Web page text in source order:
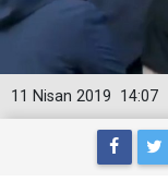
14:07
11 Nisan 2019